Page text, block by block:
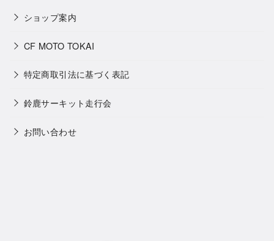
ショップ案内
CF MOTO TOKAI
特定商取引法に基づく表記
鈴鹿サーキット走行会
お問い合わせ